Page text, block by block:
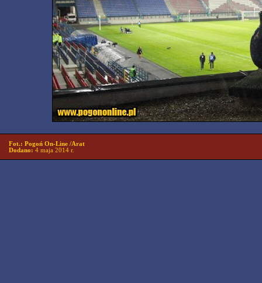
Fot.: Pogoń On-Line /Arat
Dodano: 4 maja 2014 r.